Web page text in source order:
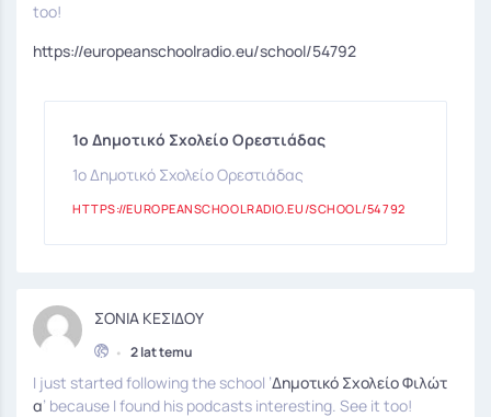
too!
https://europeanschoolradio.eu/school/54792
1ο Δημοτικό Σχολείο Ορεστιάδας
1ο Δημοτικό Σχολείο Ορεστιάδας
HTTPS://EUROPEANSCHOOLRADIO.EU/SCHOOL/54792
ΣΟΝΙΑ ΚΕΣΙΔΟΥ
• 2 lat temu
I just started following the school ’Δημοτικό Σχολείο Φιλώτ
α’ because I found his podcasts interesting. See it too!